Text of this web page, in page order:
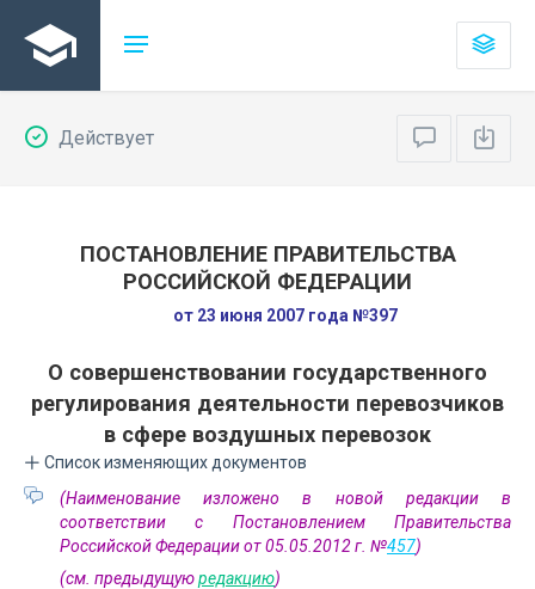
Действует
ПОСТАНОВЛЕНИЕ ПРАВИТЕЛЬСТВА
РОССИЙСКОЙ ФЕДЕРАЦИИ
от 23 июня 2007 года №397
О совершенствовании государственного
регулирования деятельности перевозчиков
в сфере воздушных перевозок
Список изменяющих документов
(Наименование изложено в новой редакции в
соответствии с Постановлением Правительства
Российской Федерации от 05.05.2012 г. №457)
(см. предыдущуюредакцию)